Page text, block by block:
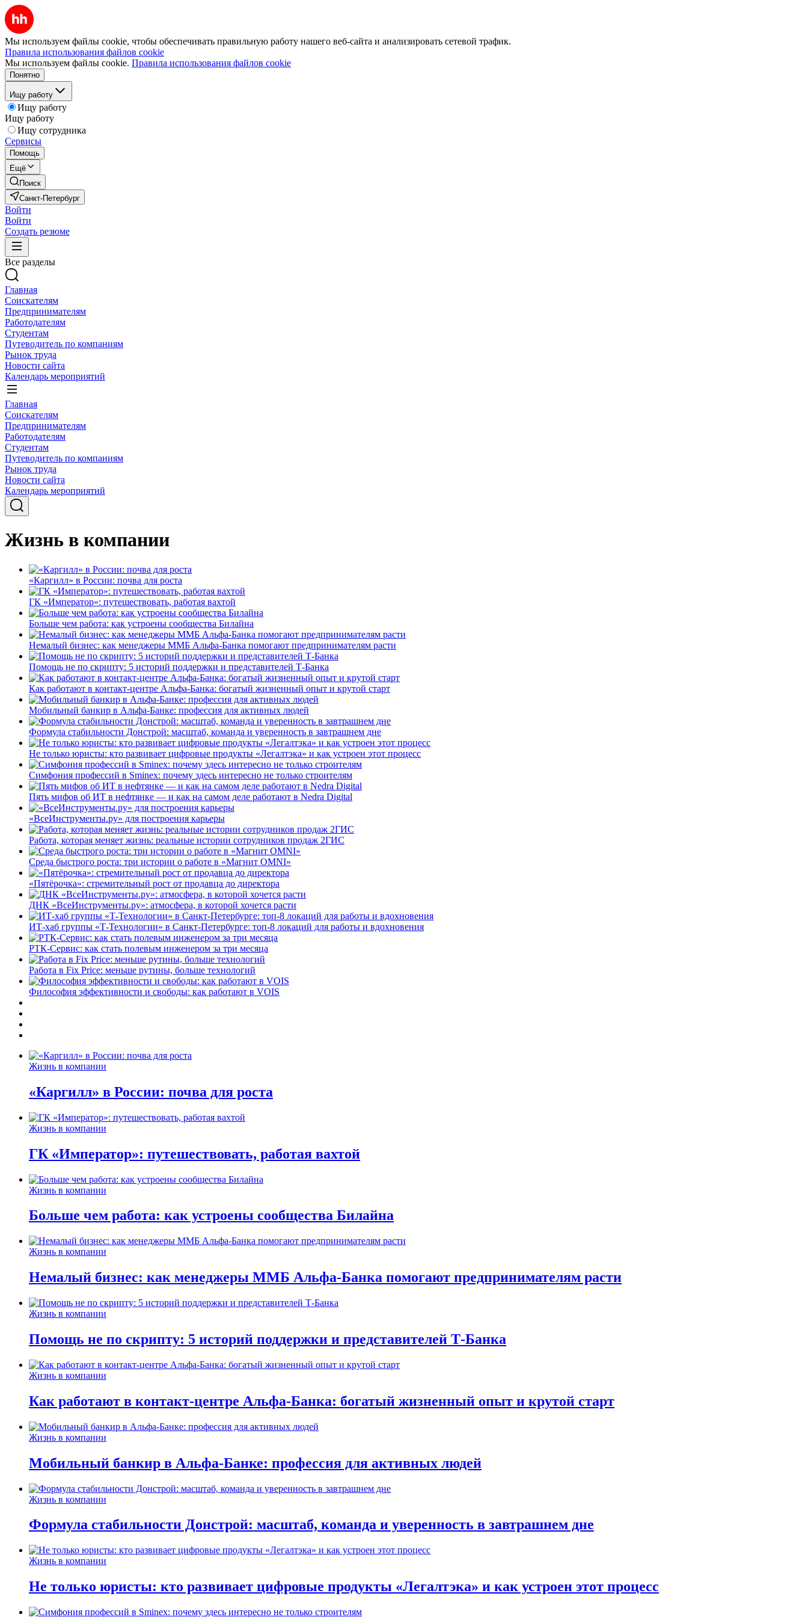
Мы используем файлы cookie, чтобы обеспечивать правильную работу нашего веб-сайта и анализировать сетевой трафик.
Правила использования файлов cookie
Мы используем файлы cookie. Правила использования файлов cookie
Понятно
Ищу работу
Ищу работу
Ищу работу
Ищу сотрудника
Сервисы
Помощь
Ещё
Поиск
Санкт-Петербург
Войти
Войти
Создать резюме
Все разделы
Главная
Соискателям
Предпринимателям
Работодателям
Студентам
Путеводитель по компаниям
Рынок труда
Новости сайта
Календарь мероприятий
Главная
Соискателям
Предпринимателям
Работодателям
Студентам
Путеводитель по компаниям
Рынок труда
Новости сайта
Календарь мероприятий
Жизнь в компании
«Каргилл» в России: почва для роста
ГК «Император»: путешествовать, работая вахтой
Больше чем работа: как устроены сообщества Билайна
Немалый бизнес: как менеджеры ММБ Альфа-Банка помогают предпринимателям расти
Помощь не по скрипту: 5 историй поддержки и представителей Т-Банка
Как работают в контакт-центре Альфа-Банка: богатый жизненный опыт и крутой старт
Мобильный банкир в Альфа-Банке: профессия для активных людей
Формула стабильности Донстрой: масштаб, команда и уверенность в завтрашнем дне
Не только юристы: кто развивает цифровые продукты «Легалтэка» и как устроен этот процесс
Симфония профессий в Sminex: почему здесь интересно не только строителям
Пять мифов об ИТ в нефтянке — и как на самом деле работают в Nedra Digital
«ВсеИнструменты.ру» для построения карьеры
Работа, которая меняет жизнь: реальные истории сотрудников продаж 2ГИС
Среда быстрого роста: три истории о работе в «Магнит OMNI»
«Пятёрочка»: стремительный рост от продавца до директора
ДНК «ВсеИнструменты.ру»: атмосфера, в которой хочется расти
ИТ-хаб группы «Т-Технологии» в Санкт-Петербурге: топ-8 локаций для работы и вдохновения
РТК-Сервис: как стать полевым инженером за три месяца
Работа в Fix Price: меньше рутины, больше технологий
Философия эффективности и свободы: как работают в VOIS
Жизнь в компании
«Каргилл» в России: почва для роста
Жизнь в компании
ГК «Император»: путешествовать, работая вахтой
Жизнь в компании
Больше чем работа: как устроены сообщества Билайна
Жизнь в компании
Немалый бизнес: как менеджеры ММБ Альфа-Банка помогают предпринимателям расти
Жизнь в компании
Помощь не по скрипту: 5 историй поддержки и представителей Т-Банка
Жизнь в компании
Как работают в контакт-центре Альфа-Банка: богатый жизненный опыт и крутой старт
Жизнь в компании
Мобильный банкир в Альфа-Банке: профессия для активных людей
Жизнь в компании
Формула стабильности Донстрой: масштаб, команда и уверенность в завтрашнем дне
Жизнь в компании
Не только юристы: кто развивает цифровые продукты «Легалтэка» и как устроен этот процесс